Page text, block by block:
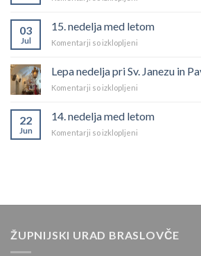
med
03
Jul
15. nedelja med letom
Komentarji so izklopljeni
med
Lepa nedelja pri Sv. Janezu in
Komentarji so izklopljeni
pri
22
Jun
14. nedelja med letom
Komentarji so izklopljeni
ŽUPNIJSKI URAD BRASLOVČE